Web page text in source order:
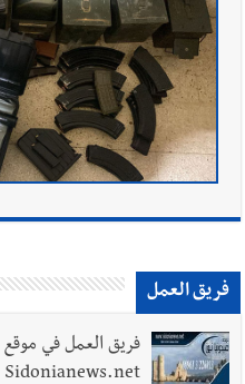
فريق العمل
فريق العمل في موقع
Sidonianews.net